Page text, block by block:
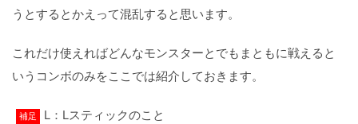
うとするとかえって混乱すると思います。
これだけ使えればどんなモンスターとでもまともに戦えると
いうコンボのみをここでは紹介しておきます。
補足 L：Lスティックのこと